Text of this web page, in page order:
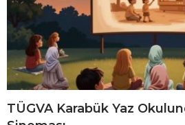
TÜGVA Karabük Yaz